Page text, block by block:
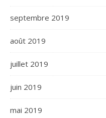
septembre 2019
août 2019
juillet 2019
juin 2019
mai 2019